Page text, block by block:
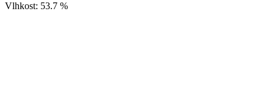
Vlhkost: 53.7 %